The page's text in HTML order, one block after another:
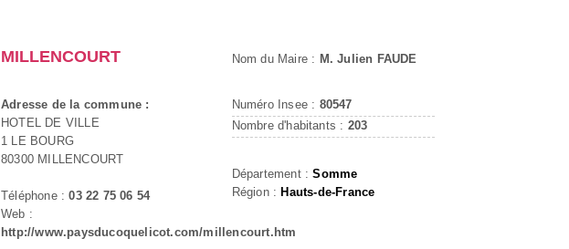
MILLENCOURT
Adresse de la commune :
HOTEL DE VILLE
1 LE BOURG
80300 MILLENCOURT
Téléphone :03 22 75 06 54
Web :
http://www.paysducoquelicot.com/millencourt.htm
Nom du Maire : M. Julien FAUDE
Numéro Insee : 80547
Nombre d'habitants : 203
Département :Somme
Région : Hauts-de-France